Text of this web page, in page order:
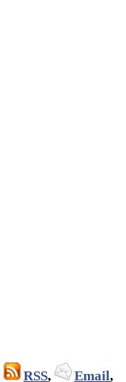
RSS, Email,